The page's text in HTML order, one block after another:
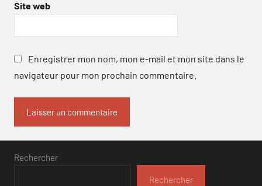
Site web
Enregistrer mon nom, mon e-mail et mon site dans le
navigateur pour mon prochain commentaire.
Rechercher
Rechercher